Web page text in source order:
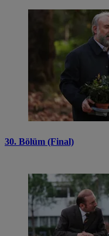
30. Bölüm (Final)